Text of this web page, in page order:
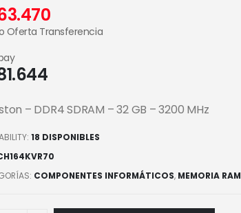
Oferta Transferencia
– DDR4 SDRAM – 32 GB – 3200 MHz
18 DISPONIBLES
COMPONENTES INFORMÁTICOS, MEMORIA RAM